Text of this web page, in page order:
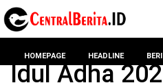
HOMEPAGE HEADLINE
Idul Adha